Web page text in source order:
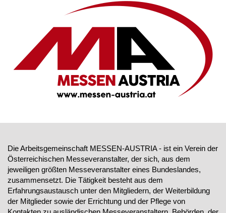
Die Arbeitsgemeinschaft MESSEN-AUSTRIA - ist ein Verein der
Österreichischen Messeveranstalter, der sich, aus dem
jeweiligen größten Messeveranstalter eines Bundeslandes,
zusammensetzt. Die Tätigkeit besteht aus dem
Erfahrungsaustausch unter den Mitgliedern, der Weiterbildung
der Mitglieder sowie der Errichtung und der Pflege von